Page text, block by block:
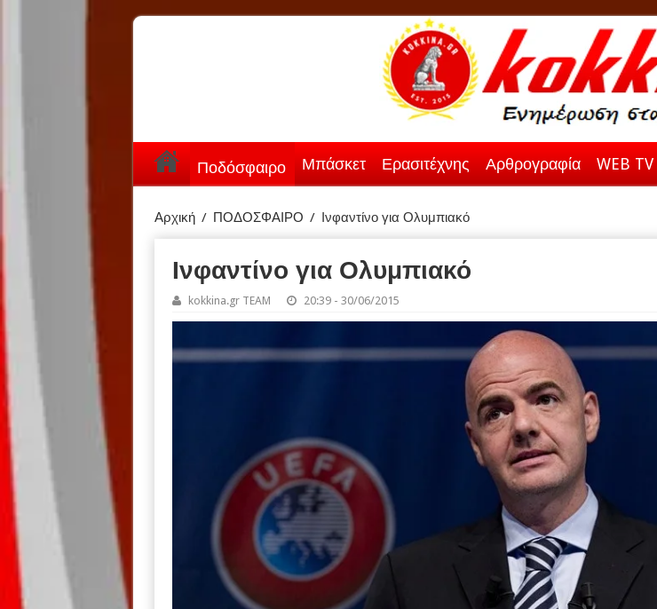
Ποδόσφαιρο Μπάσκετ Ερασιτέχνης Αρθρογραφία WEB TV
Αρχική / ΠΟΔΟΣΦΑΙΡΟ / Ινφαντίνο για Ολυμπιακό
Ινφαντίνο για Ολυμπιακό
kokkina.gr TEAM 20:39 - 30/06/2015